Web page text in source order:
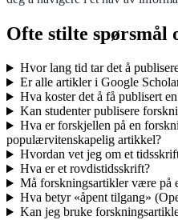
Ofte stilte
Hvor lang tid tar det å
Er alle artikler i Google
Hva koster det å få publisert
Kan studenter publisere
Hva er forskjellen på en
populærvitenskapelig artikkel?
Hvordan vet jeg om et
Hva er et rovdistidsskrift?
Må forskningsartikler være på
Hva betyr «åpent tilgang»
Kan jeg bruke